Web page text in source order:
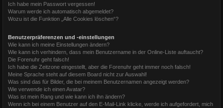
Ich habe mein Passwort vergessen!
Warum werde ich automatisch abgemeldet?
Wozu ist die Funktion „Alle Cookies löschen“?
Benutzerpräferenzen und -einstellungen
Wie kann ich meine Einstellungen ändern?
Wie kann ich verhindern, dass mein Benutzername in der Online-Liste auftaucht?
Die Forenuhr geht falsch!
Ich habe die Zeitzone eingestellt, aber die Forenuhr geht immer noch falsch!
Meine Sprache steht auf diesem Board nicht zur Auswahl!
Was sind das für Bilder, die bei meinem Benutzernamen angezeigt werden?
Wie verwende ich einen Avatar?
Was ist mein Rang und wie kann ich ihn ändern?
Wenn ich bei einem Benutzer auf den E-Mail-Link klicke, werde ich aufgefordert, mich